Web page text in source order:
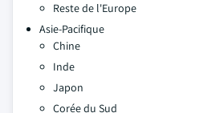
Reste de l'Europe
Asie-Pacifique
Chine
Inde
Japon
Corée du Sud